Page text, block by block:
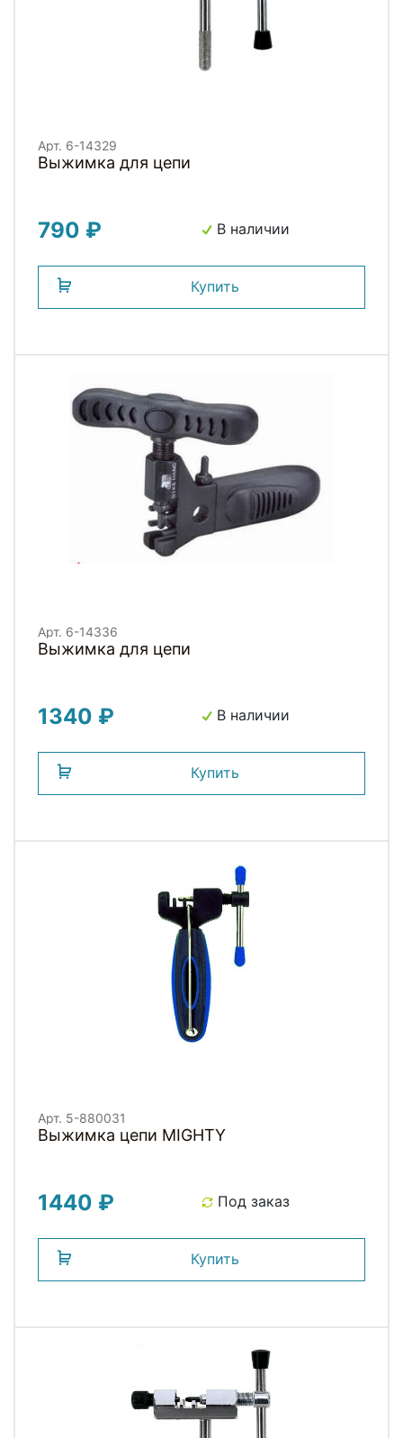
Арт. 6-14329
Выжимка для цепи
790 ₽ В наличии
Купить
Арт. 6-14336
Выжимка для цепи
1340 ₽ В наличии
Купить
Арт. 5-880031
Выжимка цепи MIGHTY
1440 ₽ Под заказ
Купить